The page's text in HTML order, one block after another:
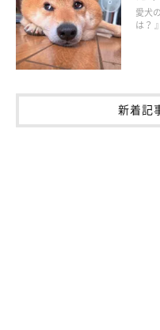
そんな骨が強い中～大型犬
く、また増加の傾向も微増
愛犬
は？
新着記